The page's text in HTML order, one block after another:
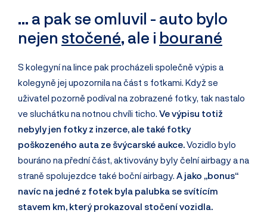
... a pak se omluvil - auto bylo
nejen stočené, ale i bourané
S kolegyní na lince pak procházeli společně výpis a
kolegyně jej upozornila na část s fotkami. Když se
uživatel pozorně podíval na zobrazené fotky, tak nastalo
ve sluchátku na notnou chvíli ticho. Ve výpisu totiž
nebyly jen fotky z inzerce, ale také fotky
poškozeného auta ze švýcarské aukce.Vozidlo bylo
bouráno na přední část, aktivovány byly čelní airbagy a na
straně spolujezdce také boční airbagy. A jako „bonus“
navíc na jedné z fotek byla palubka se svítícím
stavem km, který prokazoval stočení vozidla.